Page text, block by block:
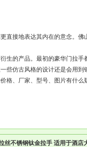
接地表达其内在的意念。
生的产品。最初的豪华门拉
些仿古风格的设计还是会用到
格、厂家、型号、图片有什
丝不锈钢钛金拉手 适用于酒店